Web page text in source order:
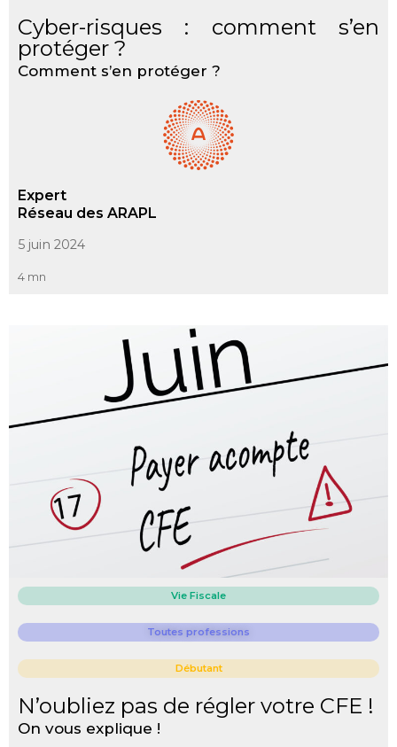
Cyber-risques : comment s’en
protéger ?
Comment s’en protéger ?
Expert
Réseau des ARAPL
5 juin 2024
4 mn
Vie Fiscale
Toutes professions
Débutant
N’oubliez pas de régler votre CFE !
On vous explique !